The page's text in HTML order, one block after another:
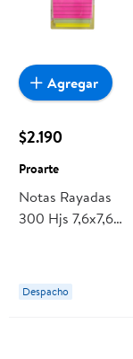
$2.190
Proarte
Notas Rayadas
300 Hjs 7,6x7,6
Despacho
Agregar